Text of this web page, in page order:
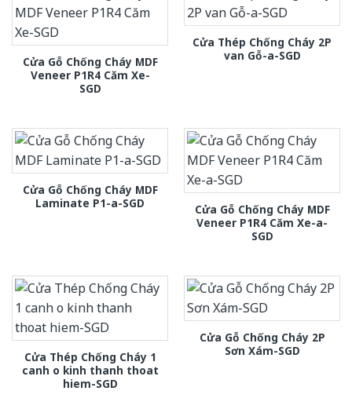
Cửa Gỗ Chống Cháy MDF
Veneer P1R4 Căm Xe-
SGD
Cửa Thép Chống Cháy 2P
van Gỗ-a-SGD
Cửa Gỗ Chống Cháy MDF
Laminate P1-a-SGD
Cửa Gỗ Chống Cháy MDF
Veneer P1R4 Căm Xe-a-
SGD
Cửa Thép Chống Cháy 1
canh o kinh thanh thoat
hiem-SGD
Cửa Gỗ Chống Cháy 2P
Sơn Xám-SGD